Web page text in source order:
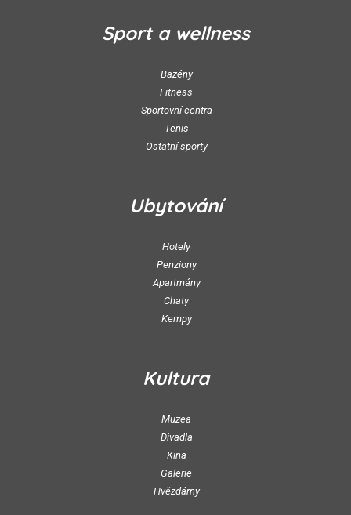
Sport a wellness
Bazény
Fitness
Sportovní centra
Tenis
Ostatní sporty
Ubytování
Hotely
Penziony
Apartmány
Chaty
Kempy
Kultura
Muzea
Divadla
Kina
Galerie
Hvězdárny